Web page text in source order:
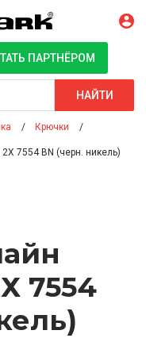
ПАРТНЁРОМ
НАЙТИ
Крючки
7554 BN (черн. никель)
7554